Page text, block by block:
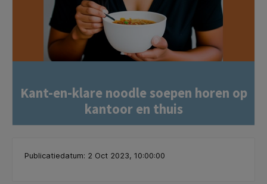
Kant-en-klare noodle soepen horen op
kantoor en thuis
Publicatiedatum: 2 Oct 2023, 10:00:00